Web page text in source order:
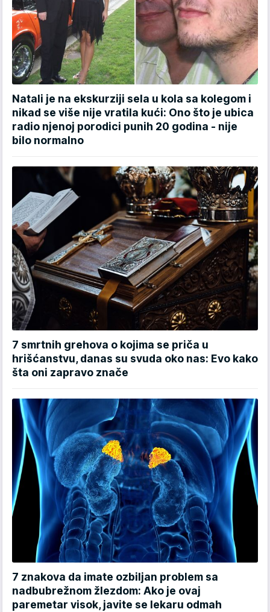
Natali je na ekskurziji sela u kola sa kolegom i
nikad se više nije vratila kući: Ono što je ubica
radio njenoj porodici punih 20 godina - nije
bilo normalno
7 smrtnih grehova o kojima se priča u
hrišćanstvu, danas su svuda oko nas: Evo kako
šta oni zapravo znače
7 znakova da imate ozbiljan problem sa
nadbubrežnom žlezdom: Ako je ovaj
paremetar visok, javite se lekaru odmah